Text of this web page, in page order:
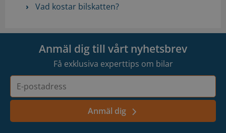
Vad kostar bilskatten?
Anmäl dig till vårt nyhetsbrev
Få exklusiva experttips om bilar
Anmäl dig